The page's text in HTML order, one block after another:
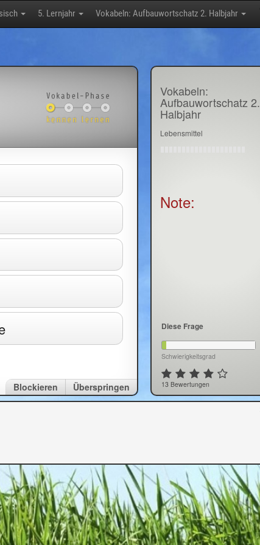
5. Lernjahr Vokabeln: Aufbauwortschatz 2. Halbjahr
Überspringen
Blockieren
Vokabeln:
Aufbauwortschatz 2.
Halbjahr
Lebensmittel
Note:
Diese Frage
Schwierigkeitsgrad
13 Bewertungen